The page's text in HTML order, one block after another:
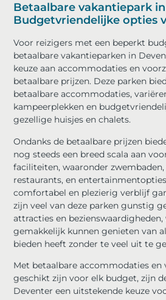
Betaalbare vakantiepark
Budgetvriendelijke opties
Voor reizigers met een beperkt
betaalbare vakantieparken in
keuze aan accommodaties en
betaalbare prijzen. Deze parken
betaalbare accommodaties,
kampeerplekken en
gezellige huisjes en chalets.
Ondanks de betaalbare prijzen
nog steeds een breed scala aan
faciliteiten, waaronder
restaurants, en
comfortabel en plezierig verblijf
zijn veel van deze parken gunstig
attracties en
gemakkelijk kunnen genieten van
bieden heeft zonder te veel uit te
Met betaalbare accommodaties en
geschikt zijn voor elk budget, zijn
Deventer een uitstekende keuze